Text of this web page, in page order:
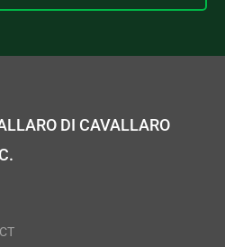
DI CAVALLARO